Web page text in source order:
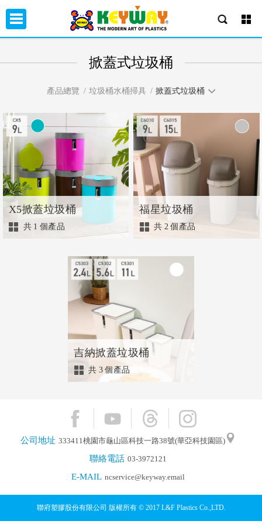
掀蓋式垃圾桶
產品總覽 垃圾桶水桶掃具 掀蓋式垃圾桶
X5掀蓋垃圾桶
共 1 個產品
福星垃圾桶
共 2 個產品
吉納掀蓋垃圾桶
共 3 個產品
公司地址 333411桃園市龜山區科技一路38號(華亞科技園區)
聯絡電話 03-3972121
E-MAIL ncservice@keyway.email
聯府塑膠股份有限公司 版權所有 © 2017 L&F Plastics Co.,LTD.